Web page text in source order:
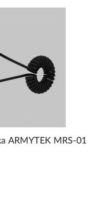
ARMYTEK MRS-01